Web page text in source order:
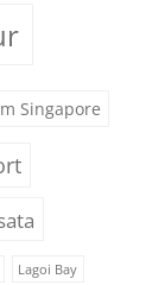
Singapore
Lagoi Bay